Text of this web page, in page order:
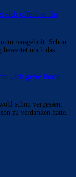
verabschiedet: „Er
halten soll. Was
verabschiedet: